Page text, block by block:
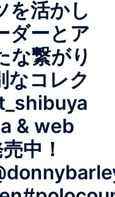
を活かし
ダーとア
な繋がり
なコレク
& web
中！